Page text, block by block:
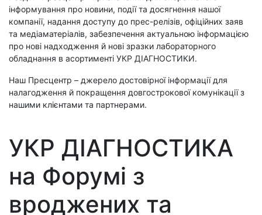
інформування про новини, події та досягнення нашої
компанії, надання доступу до прес-релізів, офіційних заяв
та медіаматеріалів, забезпечення актуальною інформацією
про нові надходження й нові зразки лабораторного
обладнання в асортименті УКР ДІАГНОСТИКИ.
Наш Пресцентр – джерело достовірної інформації для
налагодження й покращення довгострокової комунікації з
нашими клієнтами та партнерами.
УКР ДІАГНОСТИКА
на Форумі з
вроджених та